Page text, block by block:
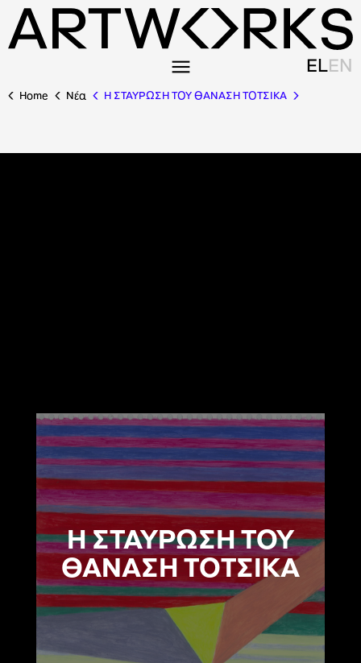
ELEN
Home Nέα Η ΣΤΑΥΡΩΣΗ ΤΟΥ ΘΑΝΑΣΗ ΤΟΤΣΙΚΑ
Η ΣΤΑΥΡΩΣΗ ΤΟΥ
ΘΑΝΑΣΗ ΤΟΤΣΙΚΑ